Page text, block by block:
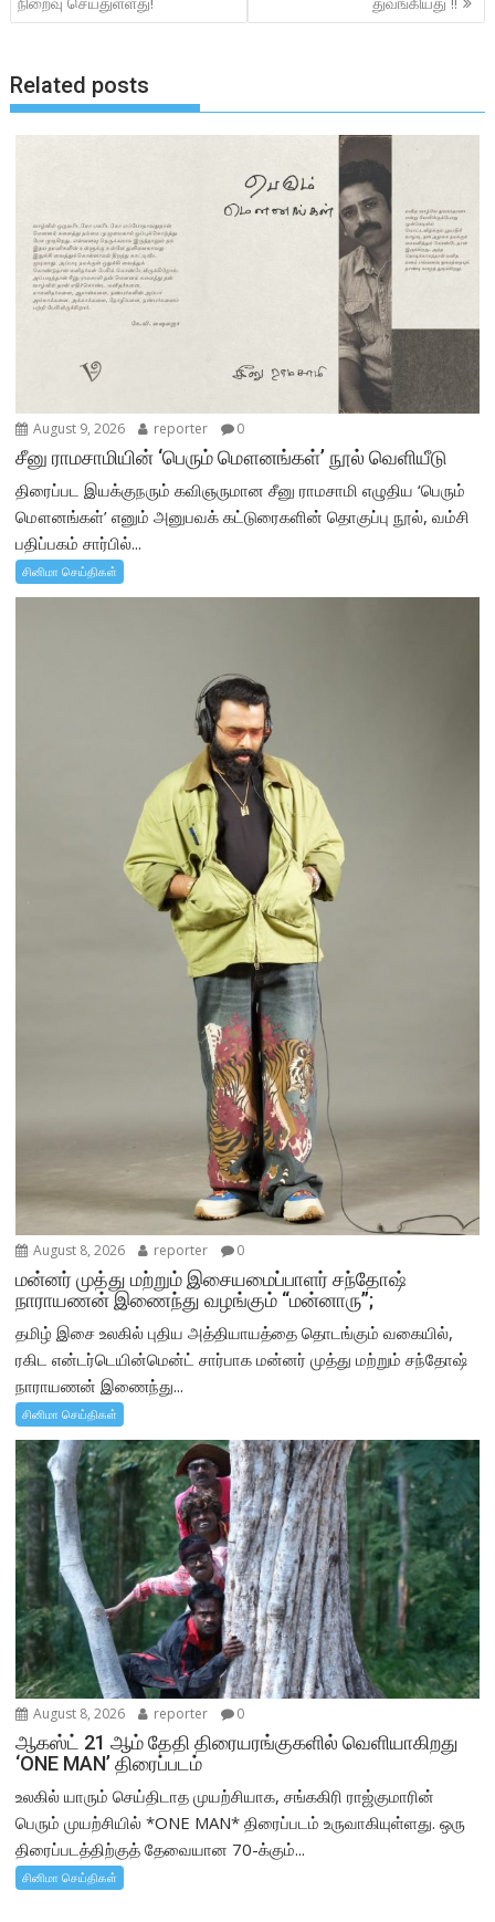
k p
Related posts
August 9, 2026 reporter 0
சீனு ராமசாமியின் ‘பெரும் மௌனங்கள்’ நூல் வெளியீடு
திரைப்பட இயக்குநரும் கவிஞருமான சீனு ராமசாமி எழுதிய ‘பெரும்
மௌனங்கள்’ எனும் அனுபவக் கட்டுரைகளின் தொகுப்பு நூல், வம்சி
பதிப்பகம் சார்பில்...
சினிமா செய்திகள்
August 8, 2026 reporter 0
மன்னர் முத்து மற்றும் இசையமைப்பாளர் சந்தோஷ்
நாராயணன் இணைந்து வழங்கும் “மன்னாரு”;
தமிழ் இசை உலகில் புதிய அத்தியாயத்தை தொடங்கும் வகையில்,
ரகிட என்டர்டெயின்மென்ட் சார்பாக மன்னர் முத்து மற்றும் சந்தோஷ்
நாராயணன் இணைந்து...
சினிமா செய்திகள்
August 8, 2026 reporter 0
ஆகஸ்ட் 21 ஆம் தேதி திரையரங்குகளில் வெளியாகிறது
‘ONE MAN’ திரைப்படம்
உலகில் யாரும் செய்திடாத முயற்சியாக, சங்ககிரி ராஜ்குமாரின்
பெரும் முயற்சியில் *ONE MAN* திரைப்படம் உருவாகியுள்ளது. ஒரு
திரைப்படத்திற்குத் தேவையான 70-க்கும்...
சினிமா செய்திகள்